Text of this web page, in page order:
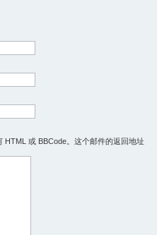
HTML 或 BBCode。这个邮件的返回地址